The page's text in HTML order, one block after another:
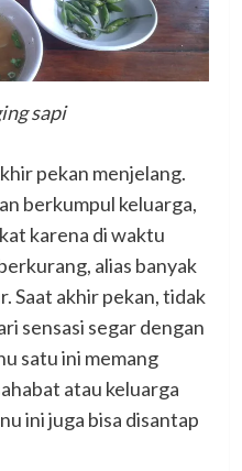
sapi
pekan menjelang.
berkumpul keluarga,
karena di waktu
alias banyak
Saat akhir pekan, tidak
sensasi segar dengan
satu ini memang
atau keluarga
ini juga bisa disantap